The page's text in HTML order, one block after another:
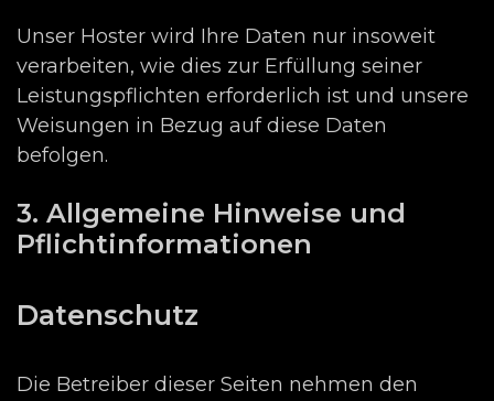
Unser Hoster wird Ihre Daten nur insoweit
verarbeiten, wie dies zur Erfüllung seiner
Leistungspflichten erforderlich ist und unsere
Weisungen in Bezug auf diese Daten
befolgen.
3. Allgemeine Hinweise und
Pflichtinformationen
Datenschutz
Die Betreiber dieser Seiten nehmen den